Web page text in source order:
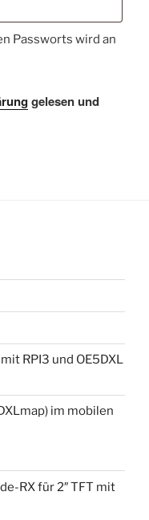
Passworts wird an
gelesen und
RPI3 und OE5DXL
im mobilen
RX für 2″ TFT mit